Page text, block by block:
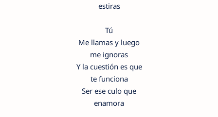
estiras
Tú
Me llamas y luego
me ignoras
Y la cuestión es que
te funciona
Ser ese culo que
enamora